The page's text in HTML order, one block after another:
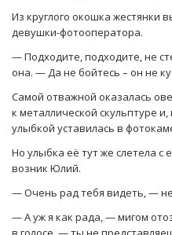
Из круглого окошка жестянки
девушки-фотооператора.
— Подходите, подходите, не
она. — Да не бойтесь – он не
Самой отважной оказалась
к металлической скульптуре
улыбкой уставилась в
Но улыбка её тут же слетела с
возник Юлий.
— Очень рад тебя видеть, —
— А уж я как рада, — мигом